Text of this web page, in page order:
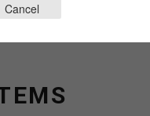
Cancel